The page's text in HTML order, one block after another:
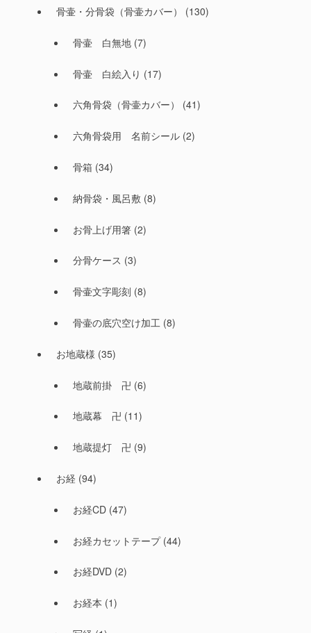
骨壷・分骨袋（骨壷カバー） (130)
骨壷 白無地(7)
骨壷 白絵入り (17)
六角骨袋（骨壷カバー） (41)
六角骨袋用 名前シール(2)
骨箱(34)
納骨袋・風呂敷(8)
お骨上げ用箸(2)
分骨ケース (3)
骨壷文字彫刻 (8)
骨壷の底穴空け加工 (8)
お地蔵様 (35)
地蔵前掛 卍 (6)
地蔵幕 卍 (11)
地蔵提灯 卍 (9)
お経 (94)
お経CD(47)
お経カセットテープ(44)
お経DVD(2)
お経本 (1)